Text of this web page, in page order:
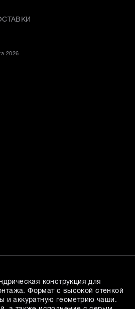
2026
конструкция для
Формат с высокой стенкой
и аккуратную геометрию чаши.